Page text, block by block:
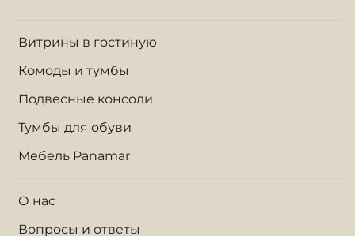
Витрины в гостиную
Комоды и тумбы
Подвесные консоли
Тумбы для обуви
Мебель Panamar
О нас
Вопросы и ответы